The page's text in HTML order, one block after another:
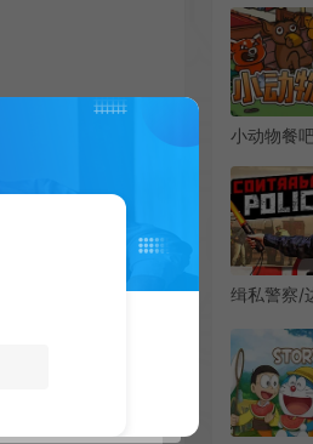
小动物餐
戏|下载
缉私警察/
Police 下